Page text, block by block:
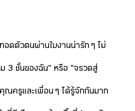
อดตัวตนผ่านใบงานน่ารัก ๆ ไม่
ม 3 ชั้นของฉัน" หรือ "จรวดสู่
ณครูและเพื่อน ๆ ได้รู้จักกันมาก